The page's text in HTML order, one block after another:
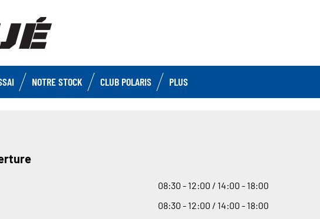
NOTRE STOCK CLUB POLARIS PLUS
08:30 - 12:00 / 14:00 - 18:00
08:30 - 12:00 / 14:00 - 18:00